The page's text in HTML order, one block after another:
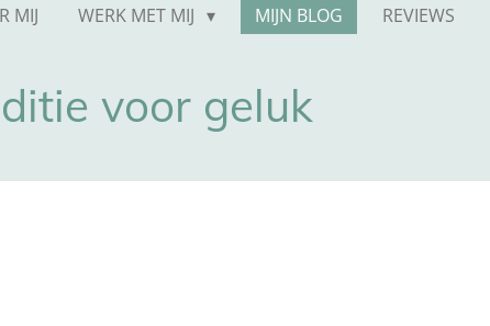
MIJ WERK MET MIJ MIJN BLOG REVIEWS
voor geluk